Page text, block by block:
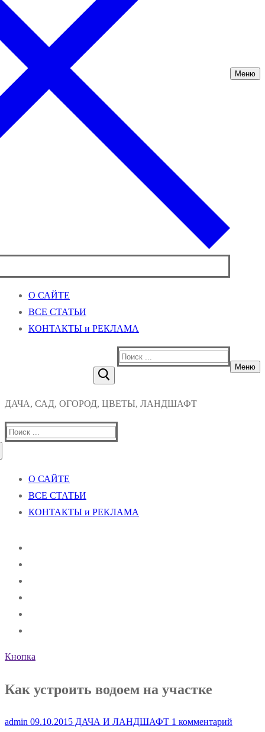
Меню
О САЙТЕ
ВСЕ СТАТЬИ
КОНТАКТЫ и РЕКЛАМА
Найти:
Меню
ДАЧА, САД, ОГОРОД, ЦВЕТЫ, ЛАНДШАФТ
Найти:
О САЙТЕ
ВСЕ СТАТЬИ
КОНТАКТЫ и РЕКЛАМА
Кнопка
Как устроить водоем на участке
admin 09.10.2015 ДАЧА И ЛАНДШАФТ 1 комментарий